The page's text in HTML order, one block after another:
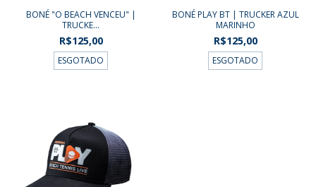
BONÉ "O BEACH VENCEU" |
TRUCKE...
R$125,00
ESGOTADO
BONÉ PLAY BT | TRUCKER AZUL
MARINHO
R$125,00
ESGOTADO